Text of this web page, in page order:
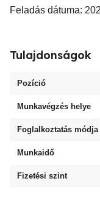
Feladás dátuma:
Tulajdonságok
Pozíció
Munkavégzés helye
Foglalkoztatás módja
Munkaidő
Fizetési szint